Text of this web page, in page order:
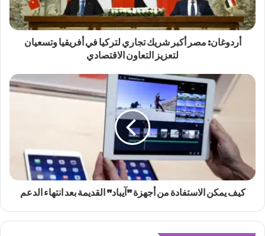
أردوغان: مصر أكبر شريك تجاري لتركيا في أفريقيا وتسعيان
لتعزيز التعاون الاقتصادي
كيف يمكن الاستفادة من أجهزة "آيباد" القديمة بعد انتهاء الدعم